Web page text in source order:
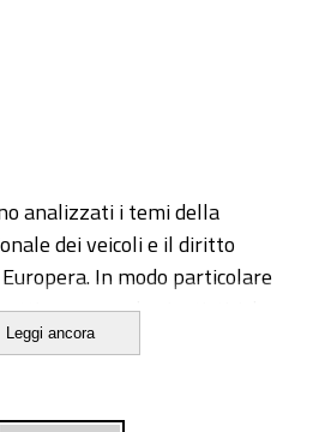
analizzati i temi della
dei veicoli e il diritto
In modo particolare
processual privatistici, le
che regolano il diritto
nella tematica
Leggi ancora